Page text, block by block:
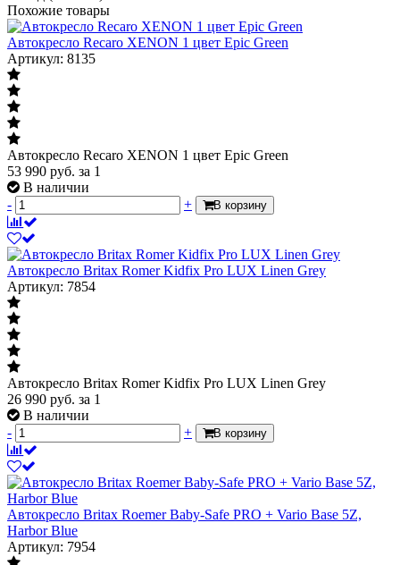
Похожие товары
Автокресло Recaro XENON 1 цвет Epic Green
Артикул: 8135
Автокресло Recaro XENON 1 цвет Epic Green
53 990 руб. за 1
В наличии
-
+ В корзину
Автокресло Britax Romer Kidfix Pro LUX Linen Grey
Артикул: 7854
Автокресло Britax Romer Kidfix Pro LUX Linen Grey
26 990 руб. за 1
В наличии
-
+ В корзину
Автокресло Britax Roemer Baby-Safe PRO + Vario Base 5Z,
Harbor Blue
Артикул: 7954